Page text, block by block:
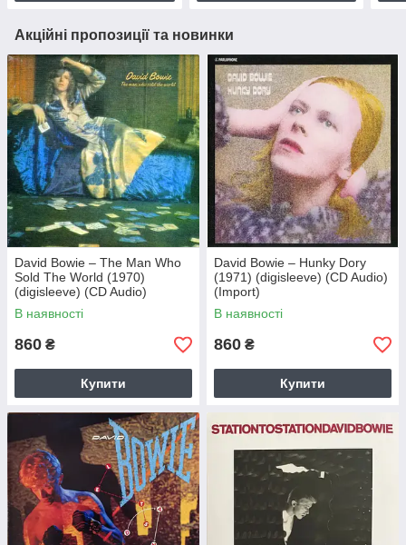
Акційні пропозиції та новинки
David Bowie – The Man Who
Sold The World (1970)
(digisleeve) (CD Audio)
(Import)
В наявності
860 ₴
Купити
David Bowie – Hunky Dory
(1971) (digisleeve) (CD Audio)
(Import)
В наявності
860 ₴
Купити